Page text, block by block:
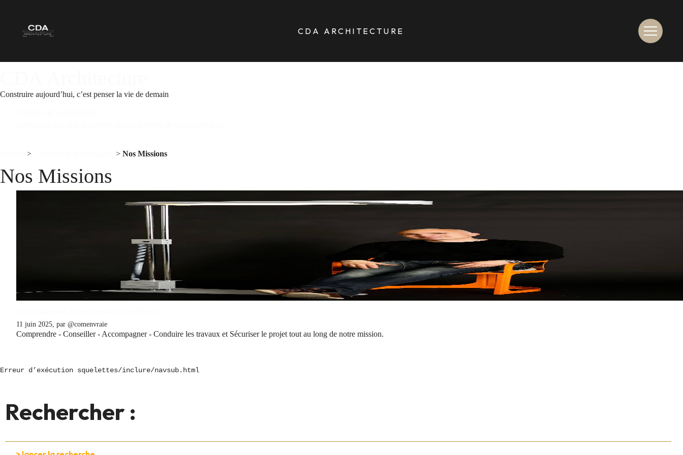
Construire aujourd’hui, c’est penser la vie de demain
CDA ARCHITECTURE
> > Nos Missions
Nos Missions
11 juin 2025, par @comenvraie
Comprendre - Conseiller - Accompagner - Conduire les travaux et Sécuriser le projet tout au long de notre mission.
Erreur d’exécution squelettes/inclure/navsub.html
Rechercher :